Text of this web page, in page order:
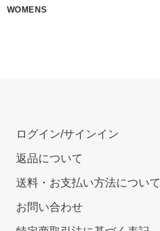
WOMENS
ログイン/サインイン
返品について
送料・お支払い方法について
お問い合わせ